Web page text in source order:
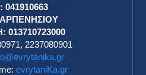
013710723000
2237080901
evrytaniKa.gr